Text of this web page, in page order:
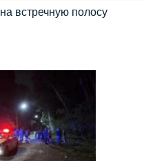
встречную полосу